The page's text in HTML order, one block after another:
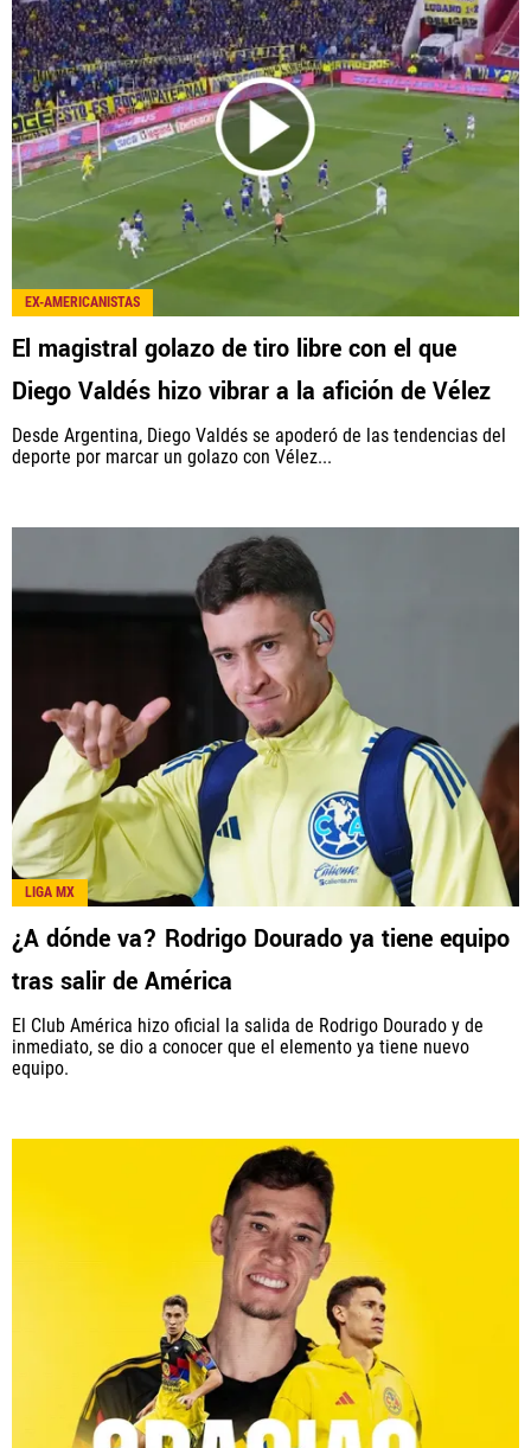
EX-AMERICANISTAS
El magistral golazo de tiro libre con el que
Diego Valdés hizo vibrar a la afición de Vélez
Desde Argentina, Diego Valdés se apoderó de las tendencias del
deporte por marcar un golazo con Vélez...
LIGA MX
¿A dónde va? Rodrigo Dourado ya tiene equipo
tras salir de América
El Club América hizo oficial la salida de Rodrigo Dourado y de
inmediato, se dio a conocer que el elemento ya tiene nuevo
equipo.